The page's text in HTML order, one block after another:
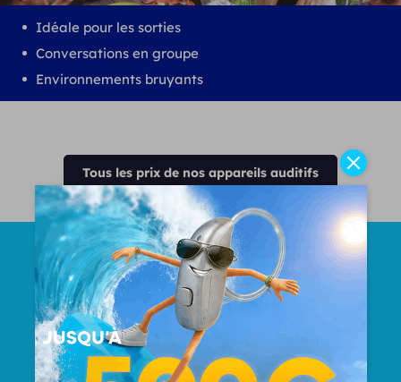
Idéale pour les sorties
Conversations en groupe
Environnements bruyants
Tous les prix de nos appareils auditifs
Nombre Total d'oreilles
appareillées
50000